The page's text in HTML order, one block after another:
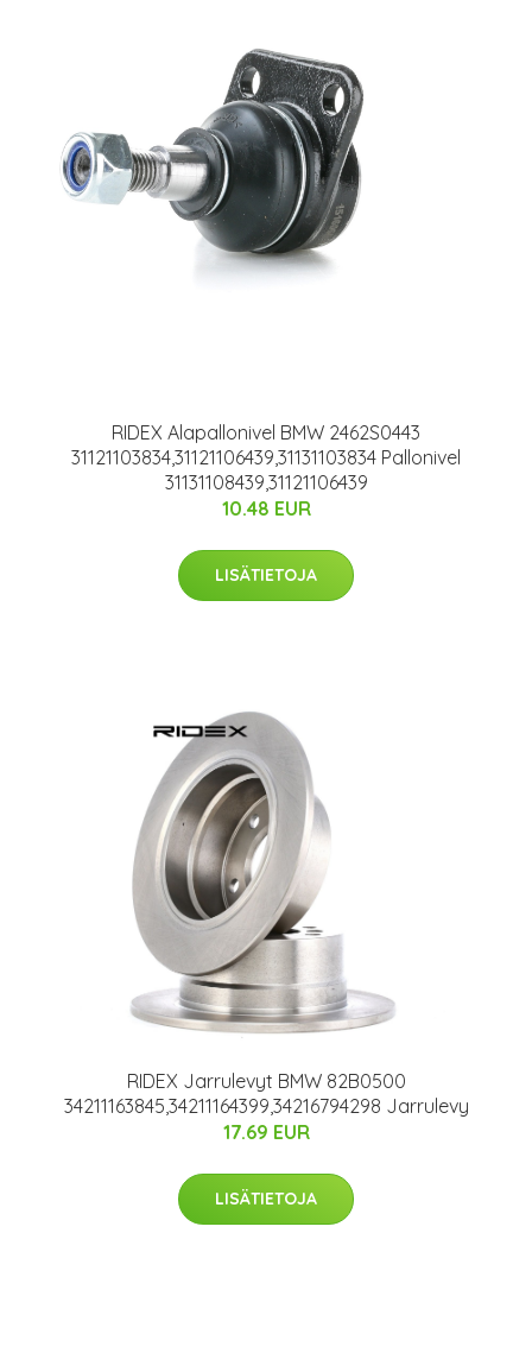
RIDEX Alapallonivel BMW 2462S0443
31121103834,31121106439,31131103834 Pallonivel
31131108439,31121106439
10.48 EUR
LISÄTIETOJA
RIDEX Jarrulevyt BMW 82B0500
34211163845,34211164399,34216794298 Jarrulevy
17.69 EUR
LISÄTIETOJA